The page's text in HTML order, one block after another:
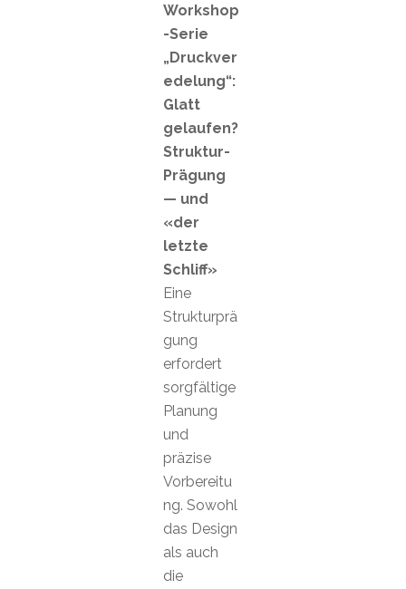
Workshop
-Serie
„Druckver
edelung“:
Glatt
gelaufen?
Struktur-
Prägung
— und
«der
letzte
Schliff»
Eine
Strukturprä
gung
erfordert
sorgfältige
Planung
und
präzise
Vorbereitu
ng. Sowohl
das Design
als auch
die